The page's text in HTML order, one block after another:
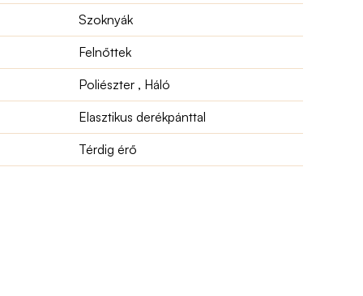
Szoknyák
Felnőttek
Poliészter , Háló
Elasztikus derékpánttal
Térdig érő